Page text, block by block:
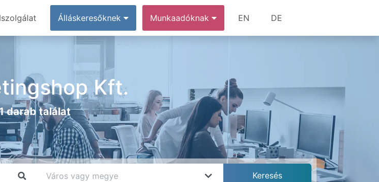
Álláskeresőknek Munkaadóknak EN DE
Kft.
darab találat